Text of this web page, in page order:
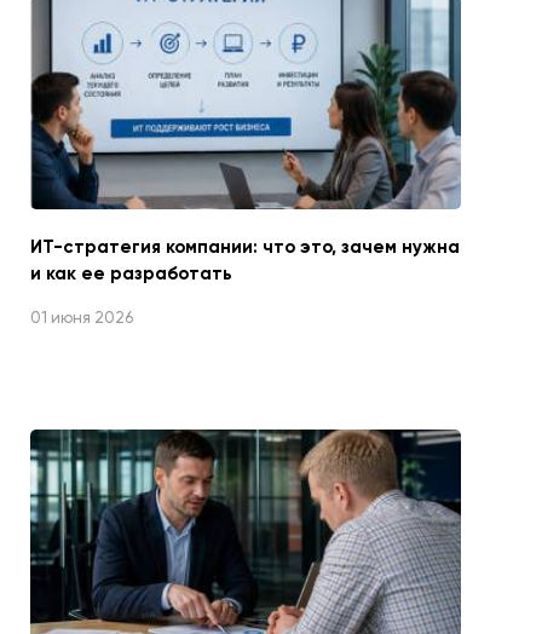
ИТ-стратегия компании: что это, зачем нужна
и как ее разработать
01 июня 2026